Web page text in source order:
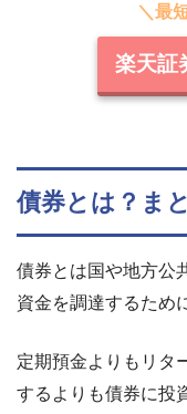
＼最
楽天証
債券とは？ま
債券とは国や地方公
資金を調達するため
定期預金よりもリタ
するよりも債券に投